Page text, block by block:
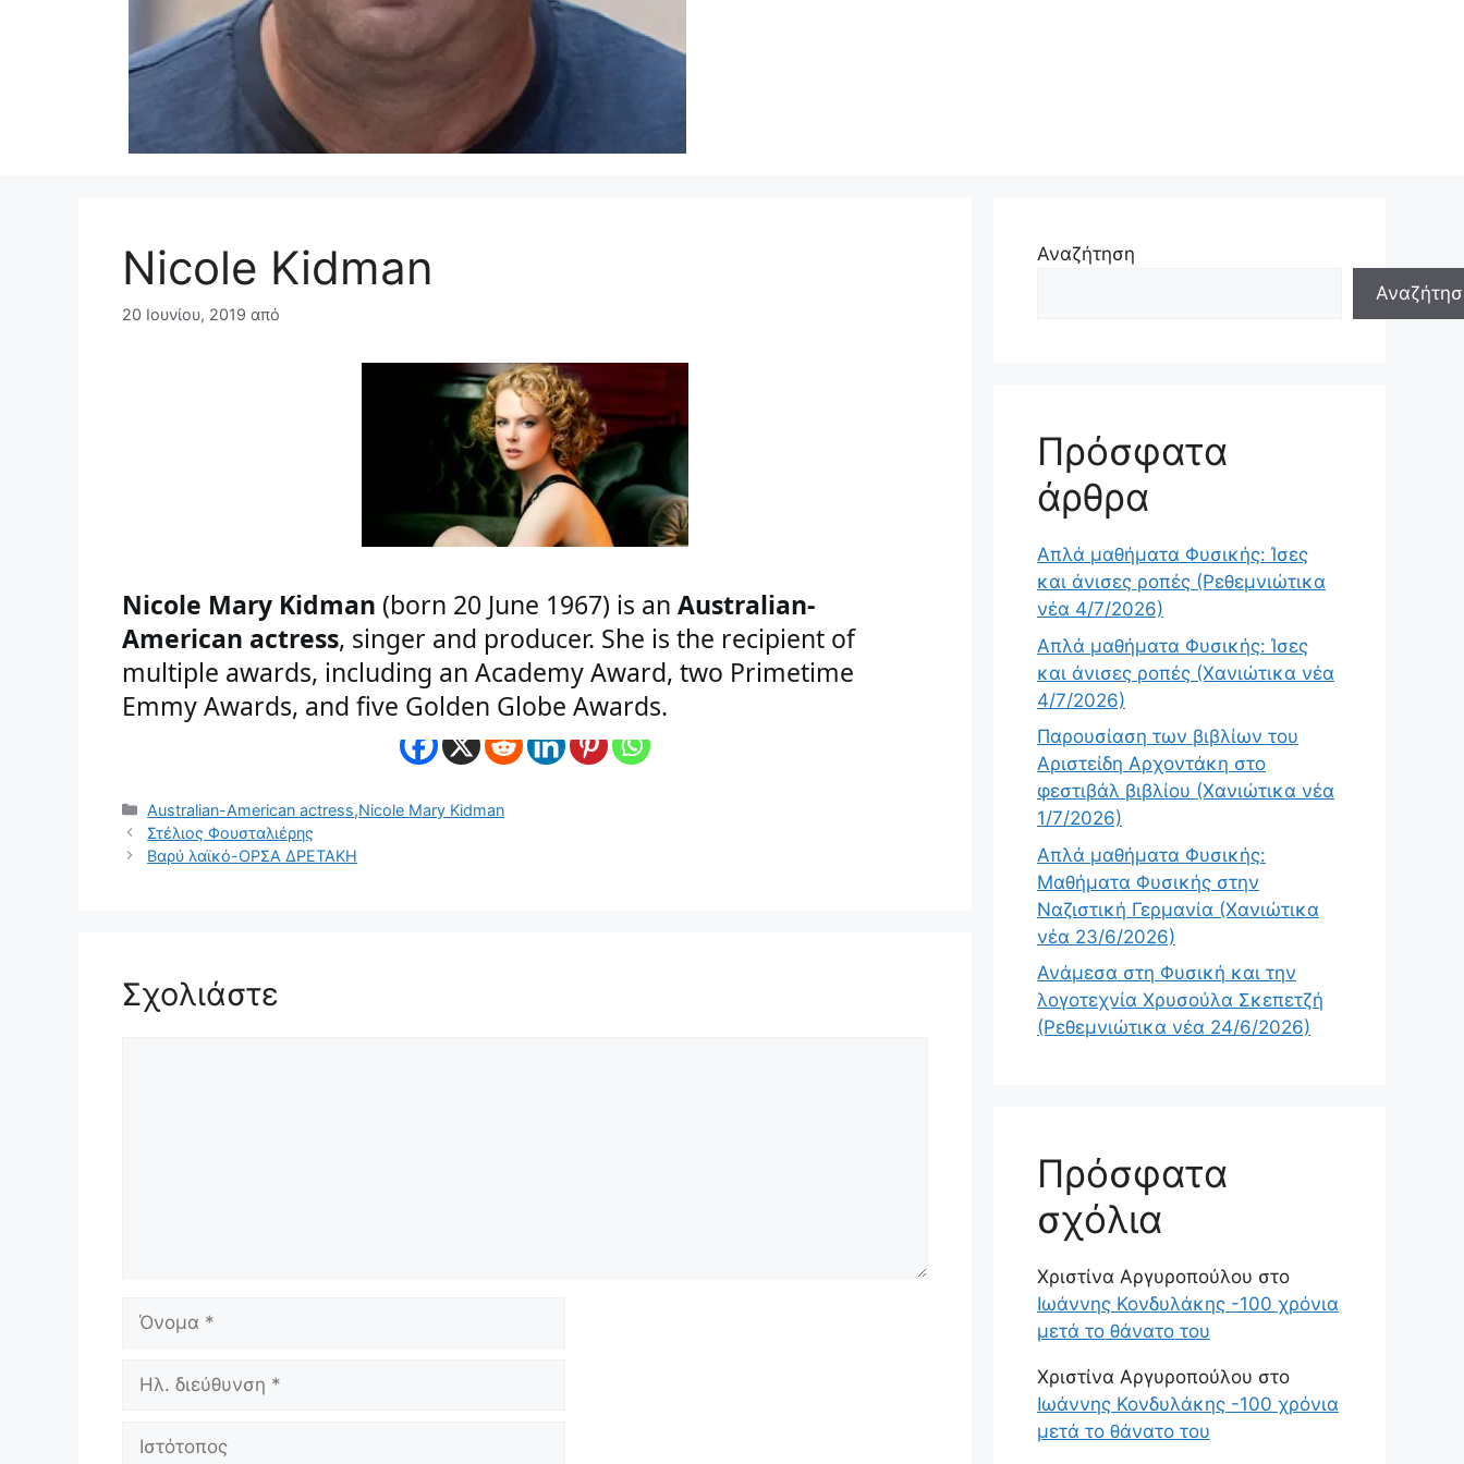
Nicole Kidman
20 Ιουνίου, 2019 από
Nicole Mary Kidman (born 20 June 1967) is an Australian-
American actress, singer and producer. She is the recipient of
multiple awards, including an Academy Award, two Primetime
Emmy Awards, and five Golden Globe Awards.
Κατηγορίες
Australian-American actress,Nicole Mary Kidman
Στέλιος Φουσταλιέρης
Βαρύ λαϊκό-ΟΡΣΑ ΔΡΕΤΑΚΗ
Σχολιάστε
διεύθυνση
Αναζήτηση
Πρόσφατα
άρθρα
Απλά μαθήματα Φυσικής: Ίσες
και άνισες ροπές (Ρεθεμνιώτικα
νέα 4/7/2026)
Απλά μαθήματα Φυσικής: Ίσες
και άνισες ροπές (Χανιώτικα νέα
4/7/2026)
Παρουσίαση των βιβλίων του
Αριστείδη Αρχοντάκη στο
φεστιβάλ βιβλίου (Χανιώτικα νέα
1/7/2026)
Απλά μαθήματα Φυσικής:
Μαθήματα Φυσικής στην
Ναζιστική Γερμανία (Χανιώτικα
νέα 23/6/2026)
Ανάμεσα στη Φυσική και την
λογοτεχνία Χρυσούλα Σκεπετζή
(Ρεθεμνιώτικα νέα 24/6/2026)
Πρόσφατα
σχόλια
Χριστίνα Αργυροπούλου στο
Ιωάννης Κονδυλάκης -100 χρόνια
μετά το θάνατο του
Χριστίνα Αργυροπούλου στο
Ιωάννης Κονδυλάκης -100 χρόνια
μετά το θάνατο του